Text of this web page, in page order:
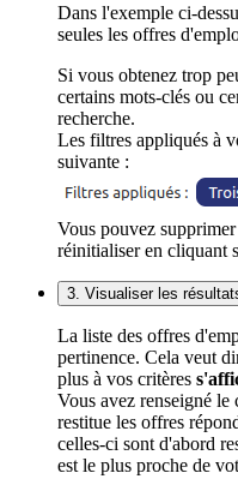
Dans l'exemple ci-
seules les offres
Si vous obtenez trop
certains mots-clés ou
recherche.
Les filtres appliqués à
suivante :
Vous pouvez
réinitialiser en cliquant
3. Visualiser les
La liste des offres
pertinence. Cela veut
plus à vos critères
Vous avez renseigné
restitue les offres
celles-ci sont d'abord
est le plus proche de